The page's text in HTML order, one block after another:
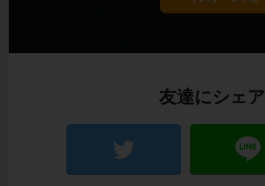
友達にシェア